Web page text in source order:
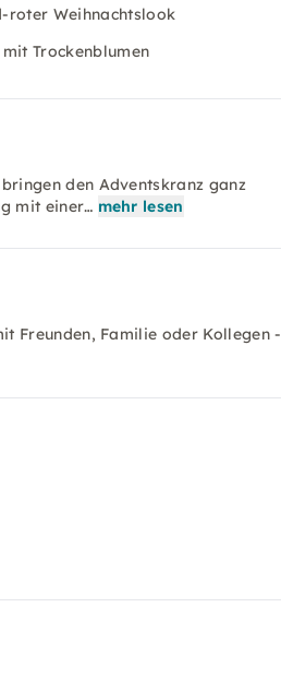
roter Weihnachtslook
Trockenblumen
den Adventskranz ganz
mit einer… mehr lesen
Freunden, Familie oder Kollegen -